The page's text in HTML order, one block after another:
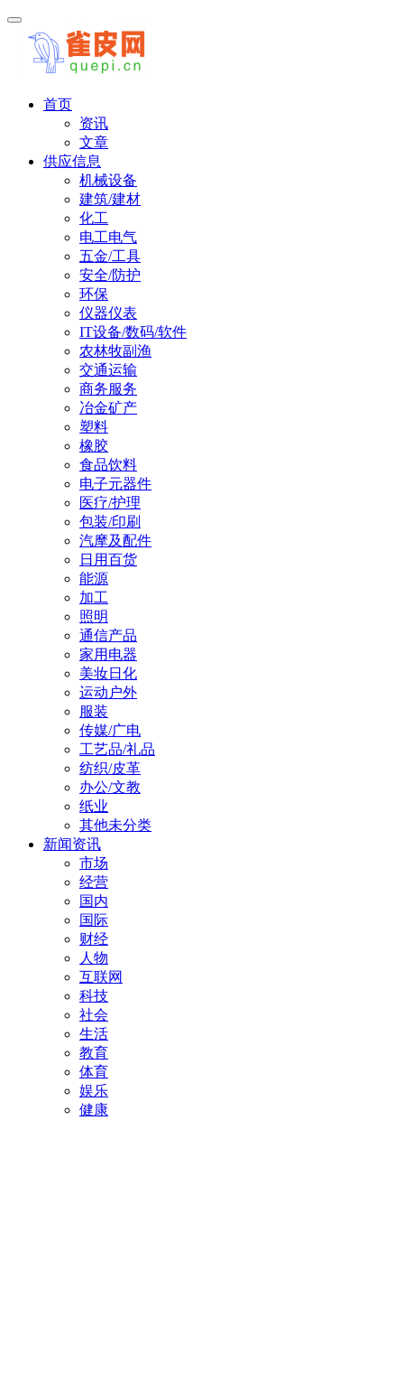
首页
资讯
文章
供应信息
机械设备
建筑/建材
化工
电工电气
五金/工具
安全/防护
环保
仪器仪表
IT设备/数码/软件
农林牧副渔
交通运输
商务服务
冶金矿产
塑料
橡胶
食品饮料
电子元器件
医疗/护理
包装/印刷
汽摩及配件
日用百货
能源
加工
照明
通信产品
家用电器
美妆日化
运动户外
服装
传媒/广电
工艺品/礼品
纺织/皮革
办公/文教
纸业
其他未分类
新闻资讯
市场
经营
国内
国际
财经
人物
互联网
科技
社会
生活
教育
体育
娱乐
健康